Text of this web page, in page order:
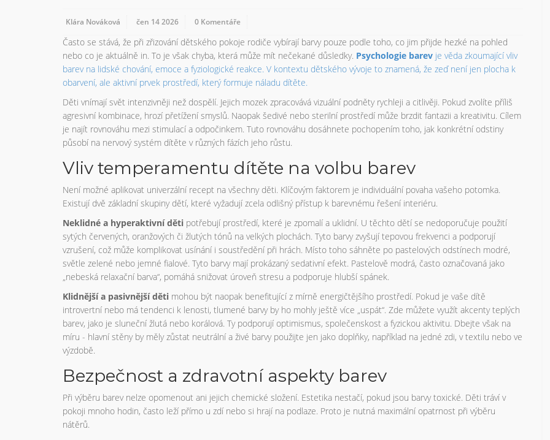
Klára Nováková čen 14 2026 0 Komentáře
Často se stává, že při zřizování dětského pokoje rodiče vybírají barvy pouze podle toho, co jim přijde hezké na pohled
nebo co je aktuálně in. To je však chyba, která může mít nečekané důsledky. Psychologie barev je věda zkoumající vliv
barev na lidské chování, emoce a fyziologické reakce. V kontextu dětského vývoje to znamená, že zeď není jen plocha k
obarvení, ale aktivní prvek prostředí, který formuje náladu dítěte.
Děti vnímají svět intenzivněji než dospělí. Jejich mozek zpracovává vizuální podněty rychleji a citlivěji. Pokud zvolíte příliš
agresivní kombinace, hrozí přetížení smyslů. Naopak šedivé nebo sterilní prostředí může brzdit fantazii a kreativitu. Cílem
je najít rovnováhu mezi stimulací a odpočinkem. Tuto rovnováhu dosáhnete pochopením toho, jak konkrétní odstiny
působí na nervový systém dítěte v různých fázích jeho růstu.
Vliv temperamentu dítěte na volbu barev
Není možné aplikovat univerzální recept na všechny děti. Klíčovým faktorem je individuální povaha vašeho potomka.
Existují dvě základní skupiny dětí, které vyžadují zcela odlišný přístup k barevnému řešení interiéru.
Neklidné a hyperaktivní děti potřebují prostředí, které je zpomalí a uklidní. U těchto dětí se nedoporučuje použití
sytých červených, oranžových či žlutých tónů na velkých plochách. Tyto barvy zvyšují tepovou frekvenci a podporují
vzrušení, což může komplikovat usínání i soustředění při hrách. Místo toho sáhněte po pastelových odstínech modré,
světle zelené nebo jemné fialové. Tyto barvy mají prokázaný sedativní efekt. Pastelově modrá, často označovaná jako
„nebeská relaxační barva“, pomáhá snižovat úroveň stresu a podporuje hlubší spánek.
Klidnější a pasivnější děti mohou být naopak benefitující z mírně energičtějšího prostředí. Pokud je vaše dítě
introvertní nebo má tendenci k lenosti, tlumené barvy by ho mohly ještě více „uspát“. Zde můžete využít akcenty teplých
barev, jako je sluneční žlutá nebo korálová. Ty podporují optimismus, společenskost a fyzickou aktivitu. Dbejte však na
míru - hlavní stěny by měly zůstat neutrální a živé barvy použijte jen jako doplňky, například na jedné zdi, v textilu nebo ve
výzdobě.
Bezpečnost a zdravotní aspekty barev
Při výběru barev nelze opomenout ani jejich chemické složení. Estetika nestačí, pokud jsou barvy toxické. Děti tráví v
pokoji mnoho hodin, často leží přímo u zdí nebo si hrají na podlaze. Proto je nutná maximální opatrnost při výběru
nátěrů.